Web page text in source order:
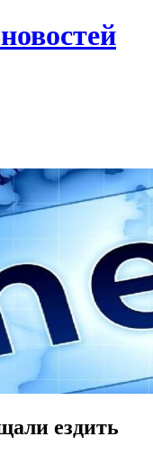
ездить